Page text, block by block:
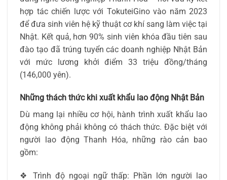
hợp tác chiến lược với TokuteiGino vào năm 2023
để đưa sinh viên hệ kỹ thuật cơ khí sang làm việc tại
Nhật. Kết quả, hơn 90% sinh viên khóa đầu tiên sau
đào tạo đã trúng tuyển các doanh nghiệp Nhật Bản
với mức lương khởi điểm 33 triệu đồng/tháng
(146,000 yên).
Những thách thức khi xuất khẩu lao động Nhật Bản
Dù mang lại nhiều cơ hội, hành trình xuất khẩu lao
động không phải không có thách thức. Đặc biệt với
người lao động Thanh Hóa, những rào cản bao
gồm:
❖ Trình độ ngoại ngữ thấp: Phần lớn người lao